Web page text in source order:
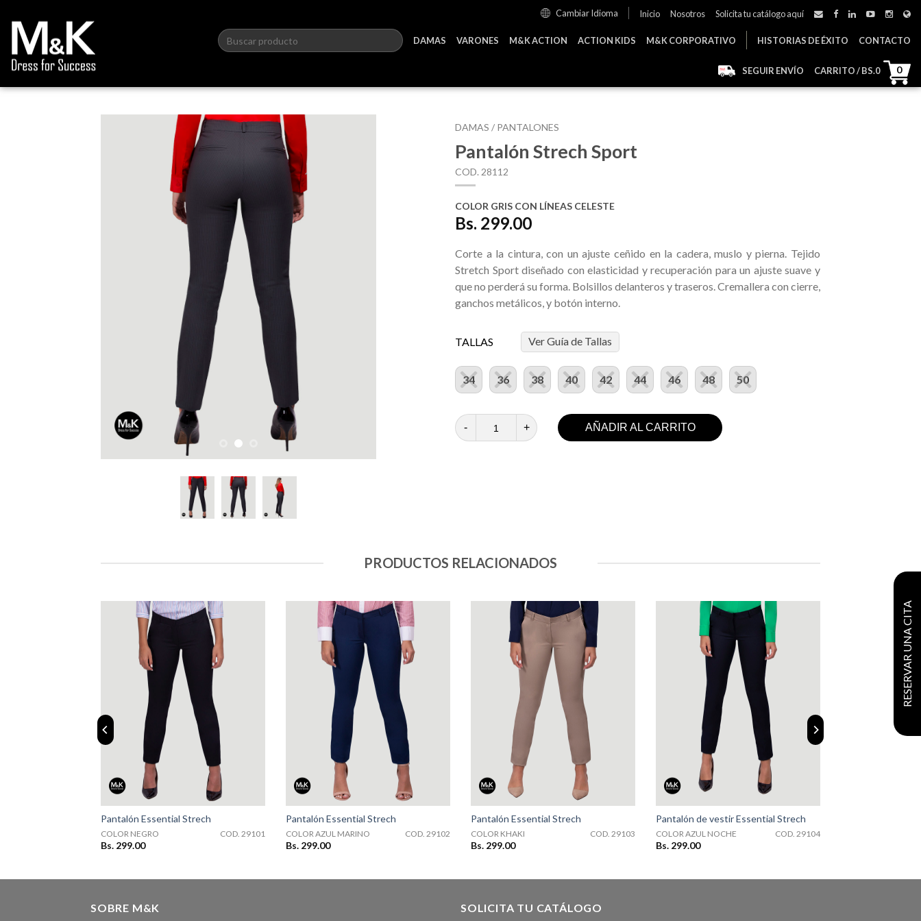
Cambiar Idioma Inicio Nosotros Solicita tu catálogo aquí
DAMAS VARONES M&K ACTION ACTION KIDS M&K CORPORATIVO HISTORIAS DE ÉXITO CONTACTO
SEGUIR ENVÍO CARRITO / BS.0 0
DAMAS / PANTALONES
Pantalón Strech Sport
COD. 28112
COLOR GRIS CON LÍNEAS CELESTE
Bs. 299.00
Corte a la cintura, con un ajuste ceñido en la cadera, muslo y pierna. Tejido
Stretch Sport diseñado con elasticidad y recuperación para un ajuste suave y
que no perderá su forma. Bolsillos delanteros y traseros. Cremallera con cierre,
ganchos metálicos, y botón interno.
TALLAS Ver Guía de Tallas
34 36 38 40 42 44 46 48 50
- + AÑADIR AL CARRITO
PRODUCTOS RELACIONADOS
COD. 29101
Pantalón Essential Strech
COD. 29101
COLOR NEGRO
Bs. 299.00
COD. 29102
Pantalón Essential Strech
COD. 29102
COLOR AZUL MARINO
Bs. 299.00
COD. 29103
Pantalón Essential Strech
COD. 29103
COLOR KHAKI
Bs. 299.00
COD. 29104
Pantalón de vestir Essential Strech
COD. 29104
COLOR AZUL NOCHE
Bs. 299.00
RESERVAR UNA CITA
SOBRE M&K SOLICITA TU CATÁLOGO